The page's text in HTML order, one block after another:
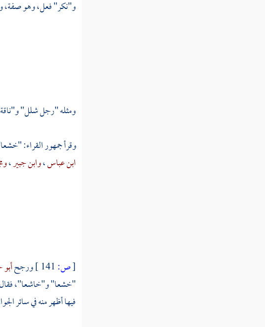
و"نكر" فعل، وهو صفة،
ومثله "رجل شلل"
وقرأ جمهور القراء:
ابن عباس،وابن جبير،
[ص: ورجح
"خشعا" و"خاشعا"،
فيها أظهر منه في سائر